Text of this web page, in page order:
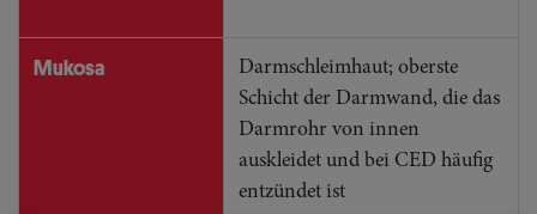
Mukosa
Darmschleimhaut; oberste
Schicht der Darmwand, die das
Darmrohr von innen
auskleidet und bei CED häufig
entzündet ist